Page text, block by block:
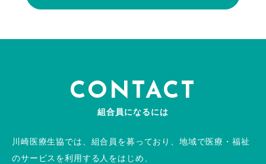
CONTACT
組合員になるには
川崎医療生協では、組合員を募っており、地域で医療・福祉
のサービスを利用する人をはじめ、